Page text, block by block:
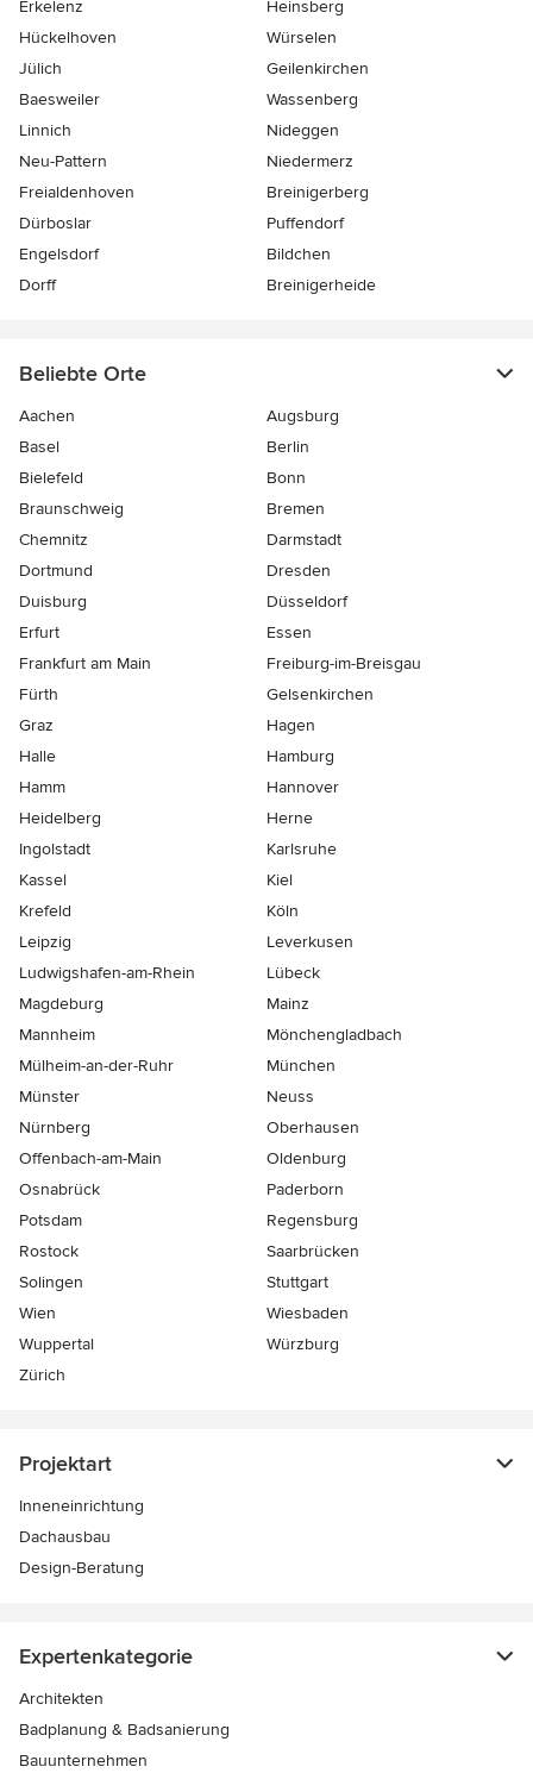
Erkelenz
Heinsberg
Hückelhoven
Würselen
Jülich
Geilenkirchen
Baesweiler
Wassenberg
Linnich
Nideggen
Neu-Pattern
Niedermerz
Freialdenhoven
Breinigerberg
Dürboslar
Puffendorf
Engelsdorf
Bildchen
Dorff
Breinigerheide
Beliebte Orte
Aachen
Augsburg
Basel
Berlin
Bielefeld
Bonn
Braunschweig
Bremen
Chemnitz
Darmstadt
Dortmund
Dresden
Duisburg
Düsseldorf
Erfurt
Essen
Frankfurt am Main
Freiburg-im-Breisgau
Fürth
Gelsenkirchen
Graz
Hagen
Halle
Hamburg
Hamm
Hannover
Heidelberg
Herne
Ingolstadt
Karlsruhe
Kassel
Kiel
Krefeld
Köln
Leipzig
Leverkusen
Ludwigshafen-am-Rhein
Lübeck
Magdeburg
Mainz
Mannheim
Mönchen­gladbach
Mülheim-an-der-Ruhr
München
Münster
Neuss
Nürnberg
Oberhausen
Offenbach-am-Main
Oldenburg
Osnabrück
Paderborn
Potsdam
Regensburg
Rostock
Saarbrücken
Solingen
Stuttgart
Wien
Wiesbaden
Wuppertal
Würzburg
Zürich
Projektart
Inneneinrichtung
Dachausbau
Design-Beratung
Expertenkategorie
Architekten
Badplanung & Badsanierung
Bauunternehmen